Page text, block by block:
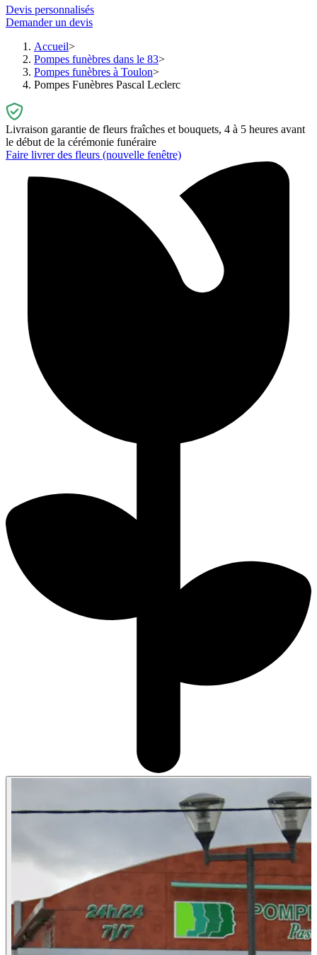
Devis personnalisés
Demander un devis
Accueil
Pompes funèbres dans le 83
Pompes funèbres à Toulon
Pompes Funèbres Pascal Leclerc
Livraison garantie de fleurs fraîches et bouquets, 4 à 5 heures avant
le début de la cérémonie funéraire
Faire livrer des fleurs (nouvelle fenêtre)